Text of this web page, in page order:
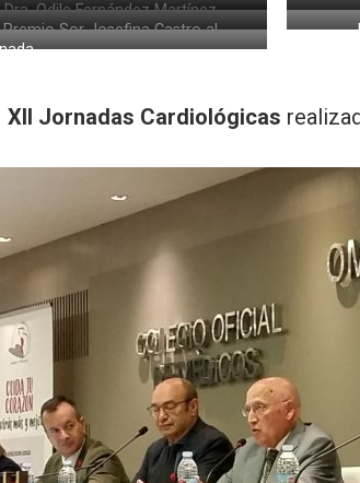
Dra. Odile Fernández Martínez
Premio Sor Josefina Castro al
XII Jornadas Cardiológicas